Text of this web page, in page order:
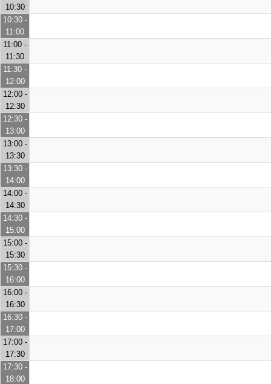
10:30
10:30 -
11:00
11:00 -
11:30
11:30 -
12:00
12:00 -
12:30
12:30 -
13:00
13:00 -
13:30
13:30 -
14:00
14:00 -
14:30
14:30 -
15:00
15:00 -
15:30
15:30 -
16:00
16:00 -
16:30
16:30 -
17:00
17:00 -
17:30
17:30 -
18:00